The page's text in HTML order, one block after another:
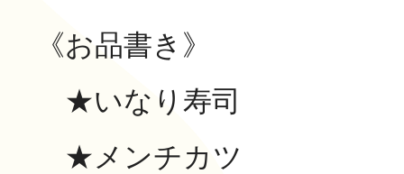
《お品書き》
★いなり寿司
★メンチカツ
グループホーム 長寿
長寿の里在宅介護支援セ
通所リハビリテーション
一覧